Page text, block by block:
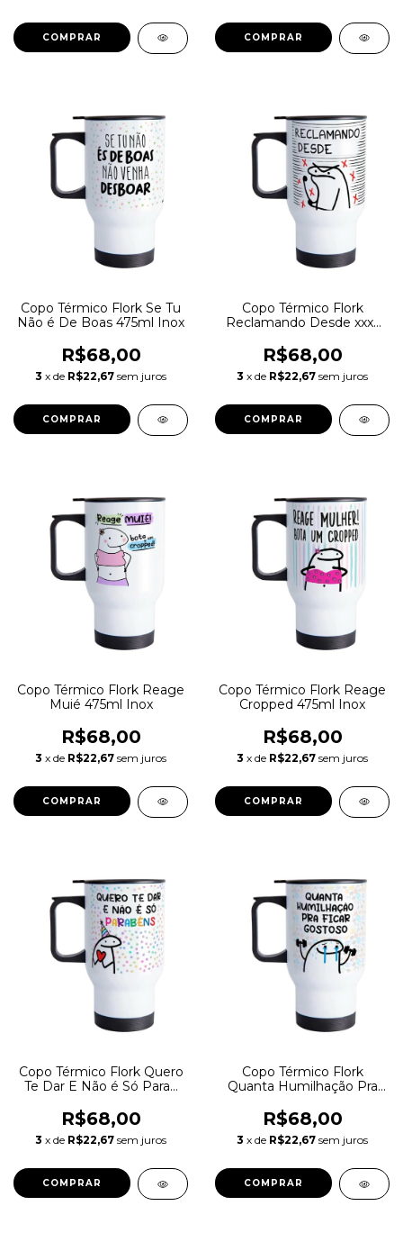
Copo Térmico Flork Se Tu
Não é De Boas 475ml Inox
R$68,00
3 x de R$22,67 sem juros
Copo Térmico Flork
Reclamando Desde xxxx
R$68,00
3 x de R$22,67 sem juros
Copo Térmico Flork Reage
Muié 475ml Inox
R$68,00
3 x de R$22,67 sem juros
Copo Térmico Flork Reage
Cropped 475ml Inox
R$68,00
3 x de R$22,67 sem juros
Copo Térmico Flork Quero
Te Dar E Não é Só Parab
R$68,00
3 x de R$22,67 sem juros
Copo Térmico Flork
Quanta Humilhação Pra
R$68,00
3 x de R$22,67 sem juros